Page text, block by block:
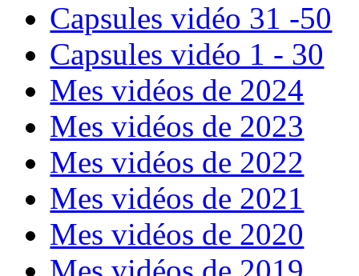
Capsules vidéo 31 -50
Capsules vidéo 1 - 30
Mes vidéos de 2024
Mes vidéos de 2023
Mes vidéos de 2022
Mes vidéos de 2021
Mes vidéos de 2020